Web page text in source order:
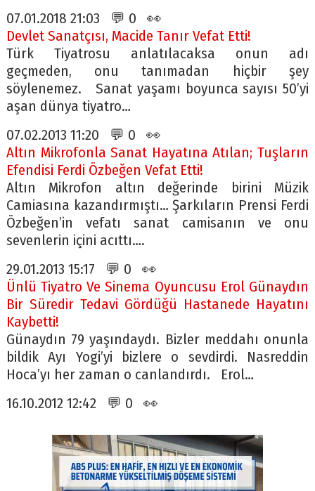
07.01.2018 21:03 💬 0 👀
Devlet Sanatçısı, Macide Tanır Vefat Etti!
Türk Tiyatrosu anlatılacaksa onun adı
geçmeden, onu tanımadan hiçbir şey
söylenemez. Sanat yaşamı boyunca sayısı 50’yi
aşan dünya tiyatro…
07.02.2013 11:20 💬 0 👀
Altın Mikrofonla Sanat Hayatına Atılan; Tuşların
Efendisi Ferdi Özbeğen Vefat Etti!
Altın Mikrofon altın değerinde birini Müzik
Camiasına kazandırmıştı… Şarkıların Prensi Ferdi
Özbeğen’in vefatı sanat camisanın ve onu
sevenlerin içini acıttı….
29.01.2013 15:17 💬 0 👀
Ünlü Tiyatro Ve Sinema Oyuncusu Erol Günaydın
Bir Süredir Tedavi Gördüğü Hastanede Hayatını
Kaybetti!
Günaydın 79 yaşındaydı. Bizler meddahı onunla
bildik Ayı Yogi’yi bizlere o sevdirdi. Nasreddin
Hoca’yı her zaman o canlandırdı. Erol…
16.10.2012 12:42 💬 0 👀